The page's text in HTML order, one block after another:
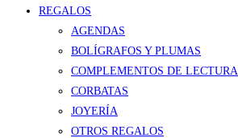
REGALOS
AGENDAS
BOLÍGRAFOS Y PLUMAS
COMPLEMENTOS DE LECTURA
CORBATAS
JOYERÍA
OTROS REGALOS